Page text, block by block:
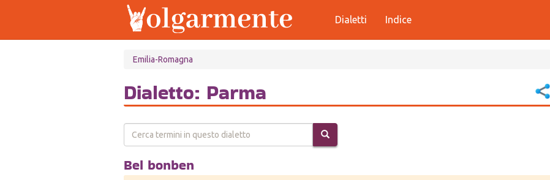
Dialetti Indice
Emilia-Romagna
Dialetto: Parma
Bel bonben